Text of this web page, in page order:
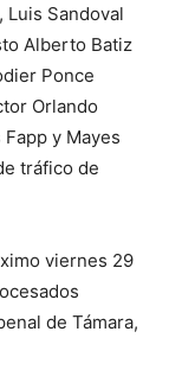
Luis Sandoval
Alberto Batiz
Ponce
Orlando
y Mayes
tráfico de
viernes 29
de Támara,